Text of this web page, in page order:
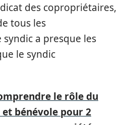
des copropriétaires,
tous les
a presque les
le syndic
le rôle du
bénévole pour 2